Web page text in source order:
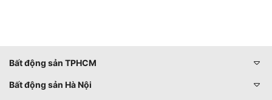
Bất động sản TPHCM
Bất động sản Hà Nội